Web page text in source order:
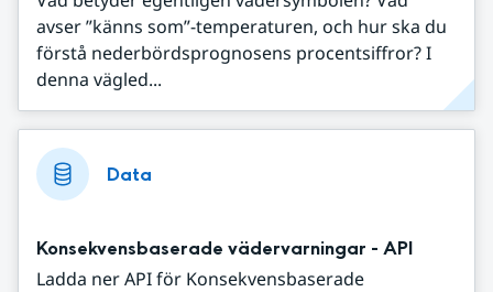
avser ”känns som”-temperaturen, och hur ska du
förstå nederbördsprognosens procentsiffror? I
denna vägled...
Data
Konsekvensbaserade vädervarningar - API
Ladda ner API för Konsekvensbaserade